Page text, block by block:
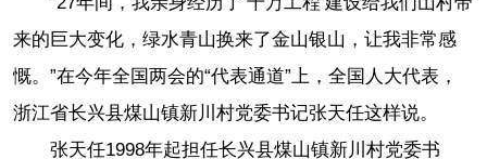
来的巨大变化，绿水青山换来了金山银山，让我非常感
慨。”在今年全国两会的“代表通道”上，全国人大代表，
浙江省长兴县煤山镇新川村党委书记张天任这样说。
张天任1998年起担任长兴县煤山镇新川村党委书